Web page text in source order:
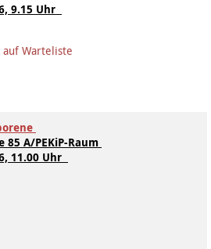
Tresckowstraße
Voltmerstraße
9.15 Uhr
Warteliste
A/PEKiP-Raum
11.00 Uhr